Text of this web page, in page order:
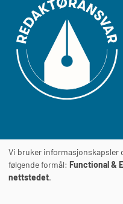
Journalens
Vi bruker informasjonskapsler
følgende formål: Functional &
nettstedet.